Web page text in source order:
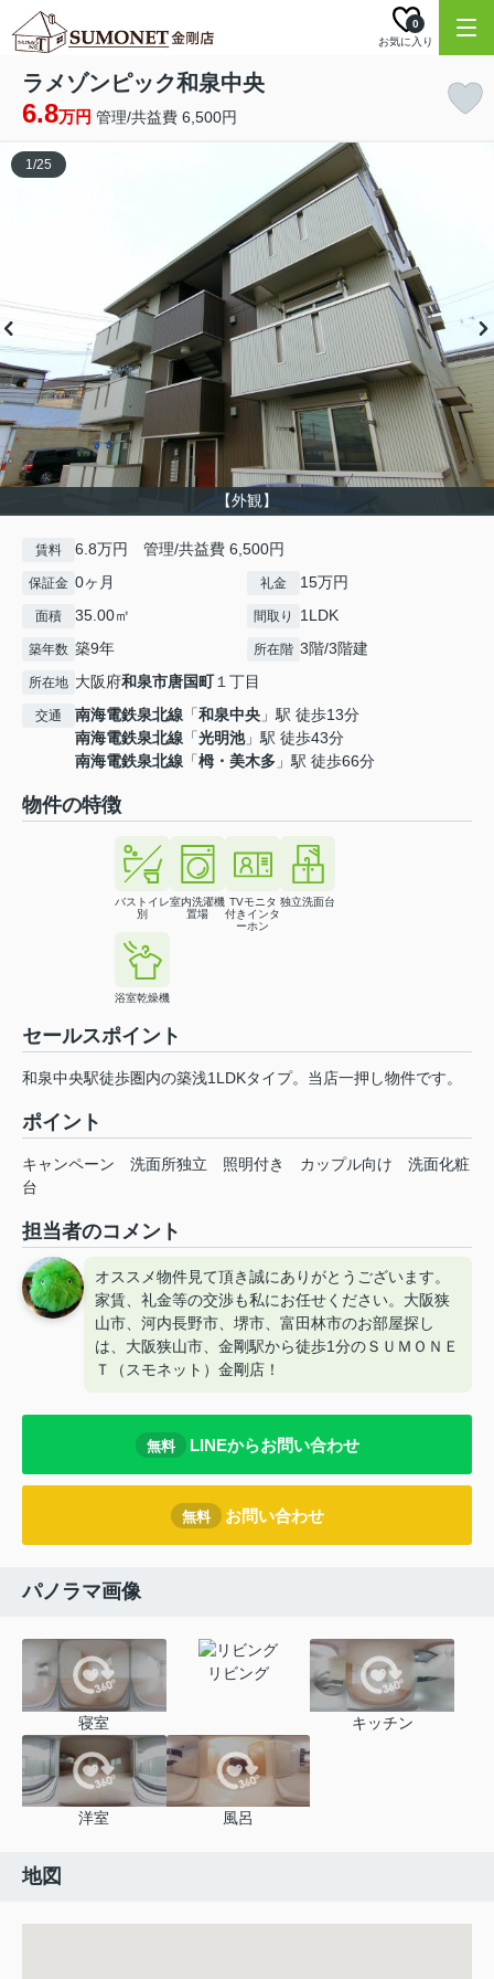
お気に入り
0
ラメゾンピック和泉中央
6.8万円 管理/共益費 6,500円
【外観】
1/25
賃料 6.8万円 管理/共益費 6,500円
保証金 0ヶ月 礼金 15万円
面積 35.00㎡ 間取り 1LDK
築年数 築9年 所在階 3階/3階建
所在地 大阪府和泉市唐国町１丁目
交通 南海電鉄泉北線 「和泉中央 」駅 徒歩13分
南海電鉄泉北線 「光明池」駅 徒歩43分
南海電鉄泉北線 「栂・美木多 」駅 徒歩66分
物件の特徴
バストイレ
別
室内洗濯機
置場
TVモニタ
付きインタ
ーホン
独立洗面台
浴室乾燥機
セールスポイント
和泉中央駅徒歩圏内の築浅1LDKタイプ。当店一押し物件です。
ポイント
キャンペーン 洗面所独立 照明付き カップル向け
洗面化粧
台
担当者のコメント
オススメ物件見て頂き誠にありがとうございます。
家賃、礼金等の交渉も私にお任せください。大阪狭
山市、河内長野市、堺市、富田林市のお部屋探し
は、大阪狭山市、金剛駅から徒歩1分のＳＵＭＯＮＥ
Ｔ（スモネット）金剛店！
無料 LINEからお問い合わせ
無料 お問い合わせ
パノラマ画像
寝室
リビング
キッチン
洋室 風呂
地図